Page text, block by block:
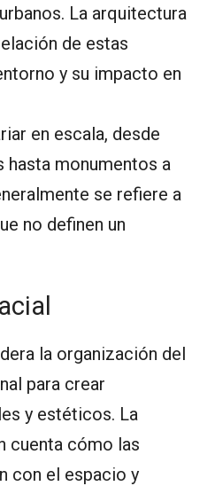
La arquitectura
de estas
y su impacto en
en escala, desde
hasta monumentos a
se refiere a
no definen un
la organización del
para crear
y estéticos. La
cuenta cómo las
con el espacio y